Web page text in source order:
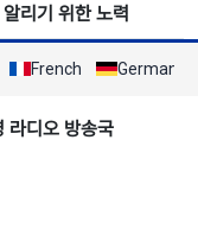
알리기 위한 노력
French German
라디오 방송국